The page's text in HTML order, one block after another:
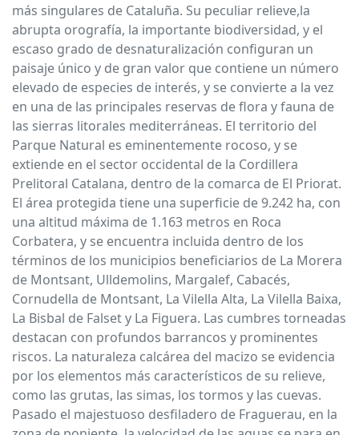
más singulares de Cataluña. Su peculiar relieve,la
abrupta orografía, la importante biodiversidad, y el
escaso grado de desnaturalización configuran un
paisaje único y de gran valor que contiene un número
elevado de especies de interés, y se convierte a la vez
en una de las principales reservas de flora y fauna de
las sierras litorales mediterráneas. El territorio del
Parque Natural es eminentemente rocoso, y se
extiende en el sector occidental de la Cordillera
Prelitoral Catalana, dentro de la comarca de El Priorat.
El área protegida tiene una superficie de 9.242 ha, con
una altitud máxima de 1.163 metros en Roca
Corbatera, y se encuentra incluida dentro de los
términos de los municipios beneficiarios de La Morera
de Montsant, Ulldemolins, Margalef, Cabacés,
Cornudella de Montsant, La Vilella Alta, La Vilella Baixa,
La Bisbal de Falset y La Figuera. Las cumbres torneadas
destacan con profundos barrancos y prominentes
riscos. La naturaleza calcárea del macizo se evidencia
por los elementos más característicos de su relieve,
como las grutas, las simas, los tormos y las cuevas.
Pasado el majestuoso desfiladero de Fraguerau, en la